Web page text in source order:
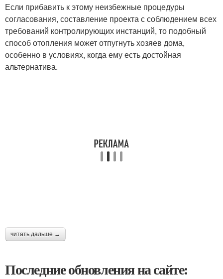
Если прибавить к этому неизбежные процедуры
согласования, составление проекта с соблюдением всех
требований контролирующих инстанций, то подобный
способ отопления может отпугнуть хозяев дома,
особенно в условиях, когда ему есть достойная
альтернатива.
читать дальше →
Последние обновления на сайте: